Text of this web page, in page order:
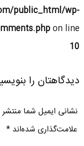
public_html/wp-
on line
10
دیدگاهتان را
نشانی ایمیل شما
علامت‌گذاری شده‌اند*